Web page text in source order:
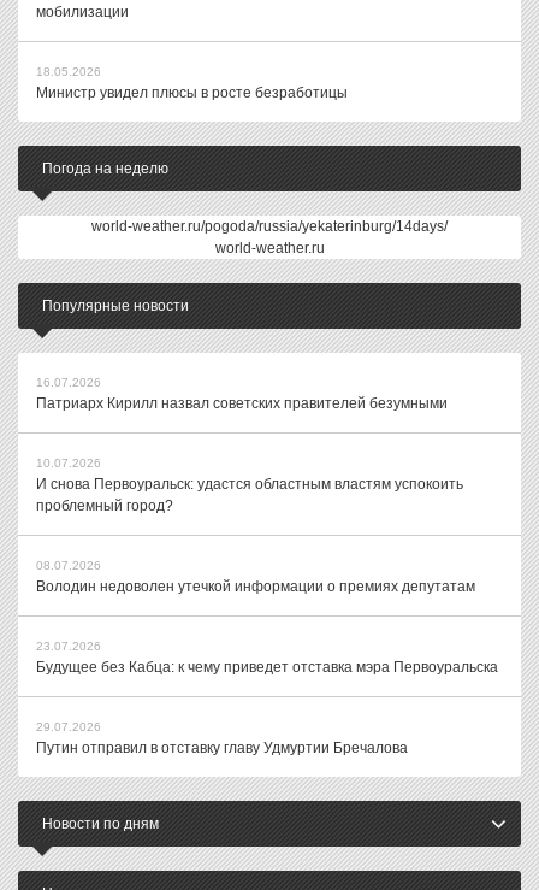
мобилизации
18.05.2026
Министр увидел плюсы в росте безработицы
Погода на неделю
world-weather.ru/pogoda/russia/yekaterinburg/14days/
world-weather.ru
Популярные новости
16.07.2026
Патриарх Кирилл назвал советских правителей безумными
10.07.2026
И снова Первоуральск: удастся областным властям успокоить
проблемный город?
08.07.2026
Володин недоволен утечкой информации о премиях депутатам
23.07.2026
Будущее без Кабца: к чему приведет отставка мэра Первоуральска
29.07.2026
Путин отправил в отставку главу Удмуртии Бречалова
Новости по дням